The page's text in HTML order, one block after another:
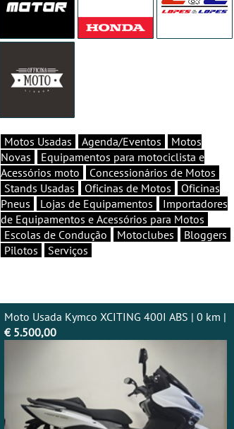
Motos Usadas Agenda/Eventos
Motos
Novas
Equipamentos para motociclista e
Acessórios moto
Concessionários de Motos
Stands Usadas
Oficinas de Motos
Oficinas
Pneus
Lojas de Equipamentos
Importadores
de Equipamentos e Acessórios para Motos
Escolas de Condução
Motoclubes
Bloggers
Pilotos
Serviços
Moto Usada Kymco XCITING 400I ABS | 0 km |
€ 5.500,00